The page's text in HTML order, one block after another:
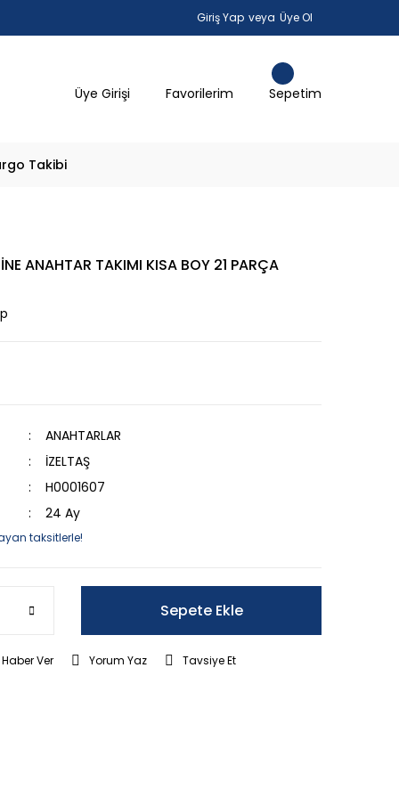
Giriş Yap veya Üye Ol
Üye Girişi Favorilerim Sepetim
Takibi
ANAHTAR TAKIMI KISA BOY 21 PARÇA
ANAHTARLAR
İZELTAŞ
H0001607
24 Ay
taksitlerle!
Sepete Ekle
Ver Yorum Yaz Tavsiye Et